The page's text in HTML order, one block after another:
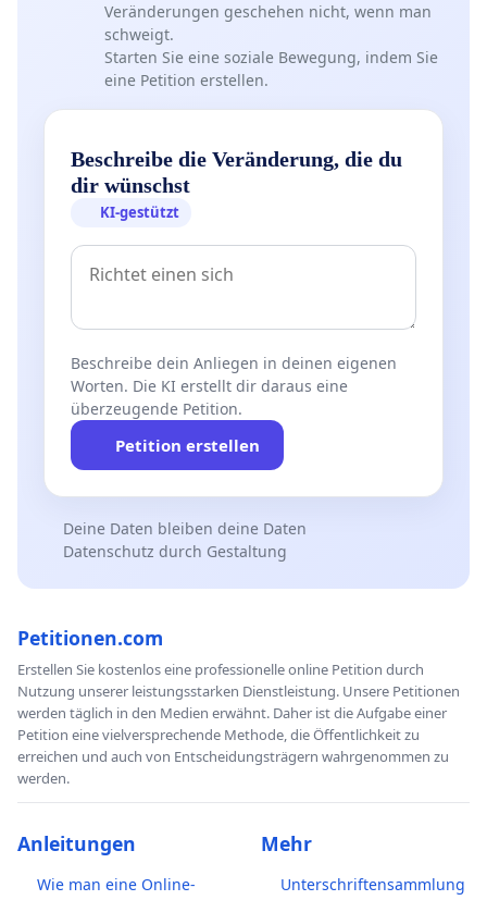
Veränderungen geschehen nicht, wenn man
schweigt.
Starten Sie eine soziale Bewegung, indem Sie
eine Petition erstellen.
Beschreibe die Veränderung, die du
dir wünschst
KI-gestützt
Beschreibe dein Anliegen in deinen eigenen
Worten. Die KI erstellt dir daraus eine
überzeugende Petition.
Petition erstellen
Deine Daten bleiben deine Daten
Datenschutz durch Gestaltung
Petitionen.com
Erstellen Sie kostenlos eine professionelle online Petition durch
Nutzung unserer leistungsstarken Dienstleistung. Unsere Petitionen
werden täglich in den Medien erwähnt. Daher ist die Aufgabe einer
Petition eine vielversprechende Methode, die Öffentlichkeit zu
erreichen und auch von Entscheidungsträgern wahrgenommen zu
werden.
Anleitungen
Wie man eine Online-
Mehr
Unterschriftensammlung